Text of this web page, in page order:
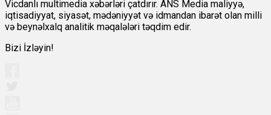
Vicdanlı multimedia xəbərləri çatdırır. ANS Media maliyyə,
iqtisadiyyat, siyasət, mədəniyyət və idmandan ibarət olan milli
və beynəlxalq analitik məqalələri təqdim edir.
Bizi İzləyin!